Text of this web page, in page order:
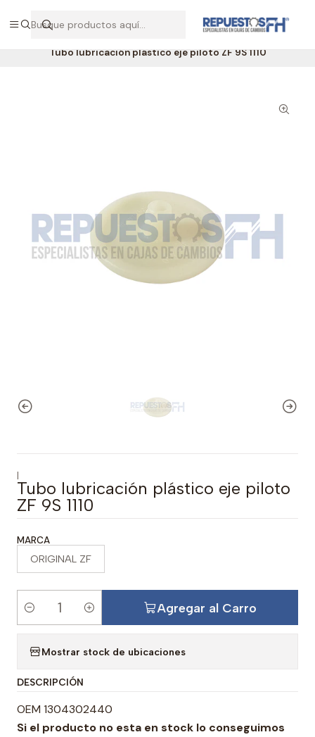
Hablemos por WhatsApp +56 9 7138 9597 / +56 9 8500 2568
Tubo lubricación plástico eje piloto ZF 9S 1110
|
Tubo lubricación plástico eje piloto
ZF 9S 1110
MARCA
ORIGINAL ZF
i
d
a
Agregar al Carro
Mostrar stock de ubicaciones
DESCRIPCIÓN
OEM 1304302440
Si el producto no esta en stock lo conseguimos